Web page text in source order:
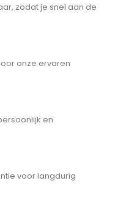
zodat je snel aan de
onze ervaren
en
voor langdurig